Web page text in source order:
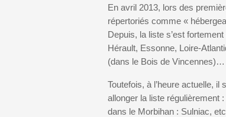
En avril 2013, lors des
répertoriés comme «
Depuis, la liste s’est
Hérault, Essonne, Loire-
(dans le Bois de Vincennes)…
Toutefois, à l’heure actuelle, il
allonger la liste régulièrement
dans le Morbihan : Sulniac,